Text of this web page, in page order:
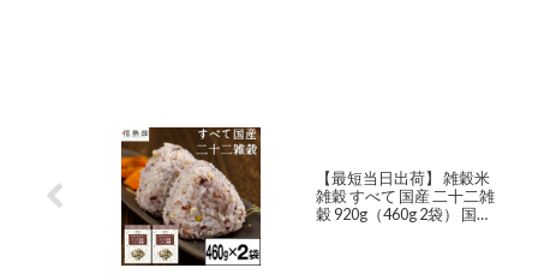
【最短当日出荷】 雑穀米
雑穀 すべて 国産 二十二雑
穀 920g（460g 2袋） 国産